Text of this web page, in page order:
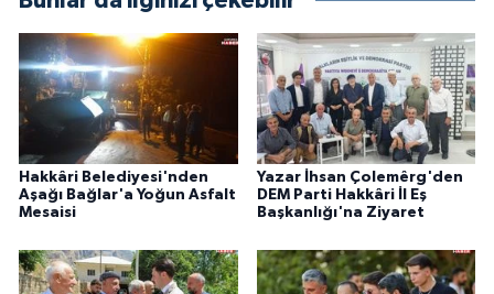
Hakkâri Belediyesi'nden
Aşağı Bağlar'a Yoğun Asfalt
Mesaisi
Yazar İhsan Çolemêrg'den
DEM Parti Hakkâri İl Eş
Başkanlığı'na Ziyaret